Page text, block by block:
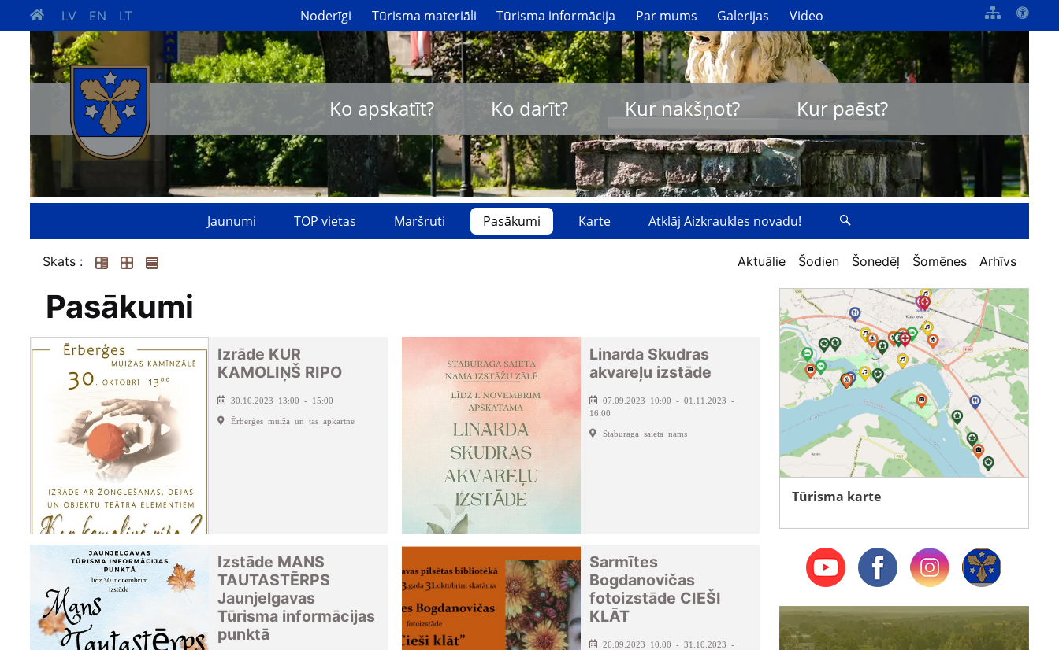
LV EN LT Noderīgi Tūrisma materiāli Tūrisma informācija Par mums Galerijas Video
Ko apskatīt? Ko darīt? Kur nakšņot? Kur paēst?
Jaunumi TOP vietas Maršruti Pasākumi Karte Atklāj Aizkraukles novadu!
Skats : Aktuālie Šodien Šonedēļ Šomēnes Arhīvs
Pasākumi
Izrāde KUR
KAMOLIŅŠ RIPO
30.10.2023 13:00 - 15:00
Ērberģes muiža un tās apkārtne
Linarda Skudras
akvareļu izstāde
07.09.2023 10:00 - 01.11.2023 -
16:00
Staburaga saieta nams
Izstāde MANS
TAUTASTĒRPS
Jaunjelgavas
Tūrisma informācijas
punktā
Sarmītes
Bogdanovičas
fotoizstāde CIEŠI
KLĀT
26.09.2023 10:00 - 31.10.2023 -
Tūrisma karte